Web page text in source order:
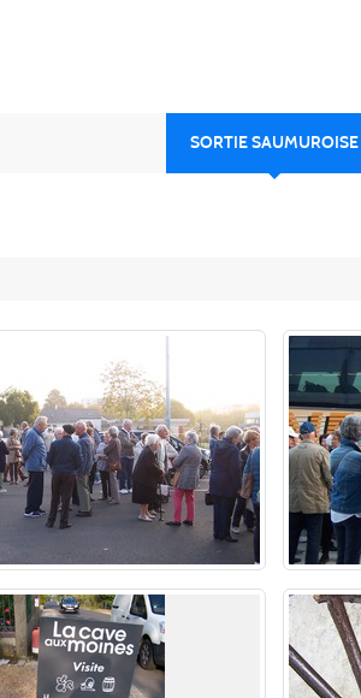
SORTIE SAUMUROISE